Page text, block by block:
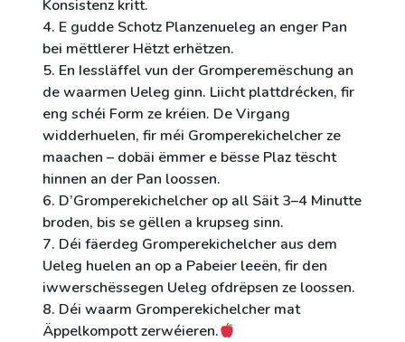
Konsistenz kritt.
4. E gudde Schotz Planzenueleg an enger Pan
bei mëttlerer Hëtzt erhëtzen.
5. En Iessläffel vun der Gromperemëschung an
de waarmen Ueleg ginn. Liicht plattdrécken, fir
eng schéi Form ze kréien. De Virgang
widderhuelen, fir méi Gromperekichelcher ze
maachen – dobäi ëmmer e bësse Plaz tëscht
hinnen an der Pan loossen.
6. D’Gromperekichelcher op all Säit 3–4 Minutte
broden, bis se gëllen a krupseg sinn.
7. Déi fäerdeg Gromperekichelcher aus dem
Ueleg huelen an op a Pabeier leeën, fir den
iwwerschëssegen Ueleg ofdrëpsen ze loossen.
8. Déi waarm Gromperekichelcher mat
Äppelkompott zerwéieren.